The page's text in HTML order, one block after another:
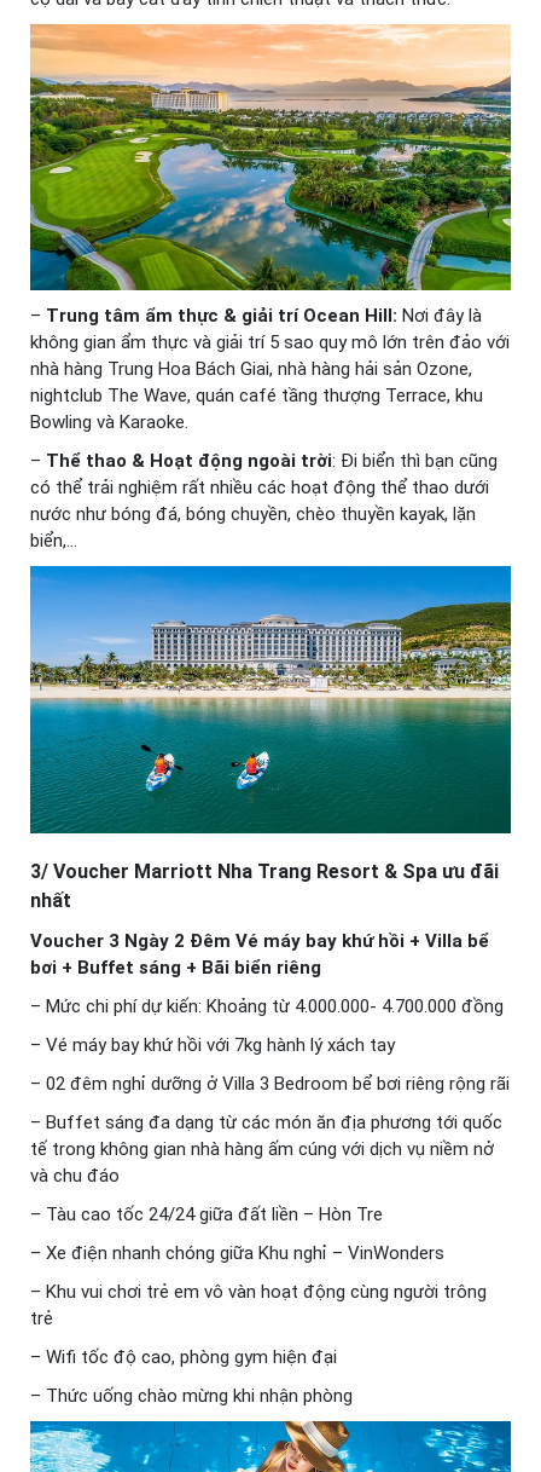
– Trung tâm ẩm thực & giải trí Ocean Hill: Nơi đây là
không gian ẩm thực và giải trí 5 sao quy mô lớn trên đảo với
nhà hàng Trung Hoa Bách Giai, nhà hàng hải sản Ozone,
nightclub The Wave, quán café tầng thượng Terrace, khu
Bowling và Karaoke.
– Thể thao & Hoạt động ngoài trời: Đi biển thì bạn cũng
có thể trải nghiệm rất nhiều các hoạt động thể thao dưới
nước như bóng đá, bóng chuyền, chèo thuyền kayak, lặn
biển,…
3/ Voucher Marriott Nha Trang Resort & Spa ưu đãi
nhất
Voucher 3 Ngày 2 Đêm Vé máy bay khứ hồi + Villa bể
bơi + Buffet sáng + Bãi biển riêng
– Mức chi phí dự kiến: Khoảng từ 4.000.000- 4.700.000 đồng
– Vé máy bay khứ hồi với 7kg hành lý xách tay
– 02 đêm nghỉ dưỡng ở Villa 3 Bedroom bể bơi riêng rộng rãi
– Buffet sáng đa dạng từ các món ăn địa phương tới quốc
tế trong không gian nhà hàng ấm cúng với dịch vụ niềm nở
và chu đáo
– Tàu cao tốc 24/24 giữa đất liền – Hòn Tre
– Xe điện nhanh chóng giữa Khu nghỉ – VinWonders
– Khu vui chơi trẻ em vô vàn hoạt động cùng người trông
trẻ
– Wifi tốc độ cao, phòng gym hiện đại
– Thức uống chào mừng khi nhận phòng